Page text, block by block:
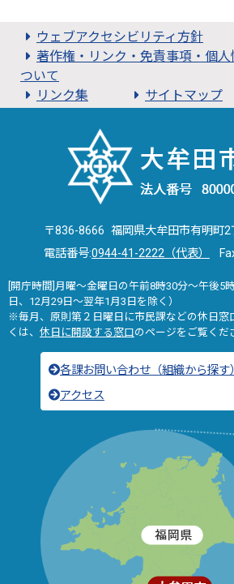
ウェブアクセシビリティ方針
著作権・リンク・免責事項・個
ついて
リンク集
サイトマップ
〒836-8666 福岡県大牟田市有明町2
電話番号:0944-41-2222（代表）
[開庁時間]月曜～金曜日の午前8時30分～午後5
日、12月29日～翌年1月3日を除く）
※毎月、原則第２日曜日に市民課などの休日窓
くは、 休日に開設する窓口のページをご覧くだ
各課お問い合わせ（組織から探す）
アクセス